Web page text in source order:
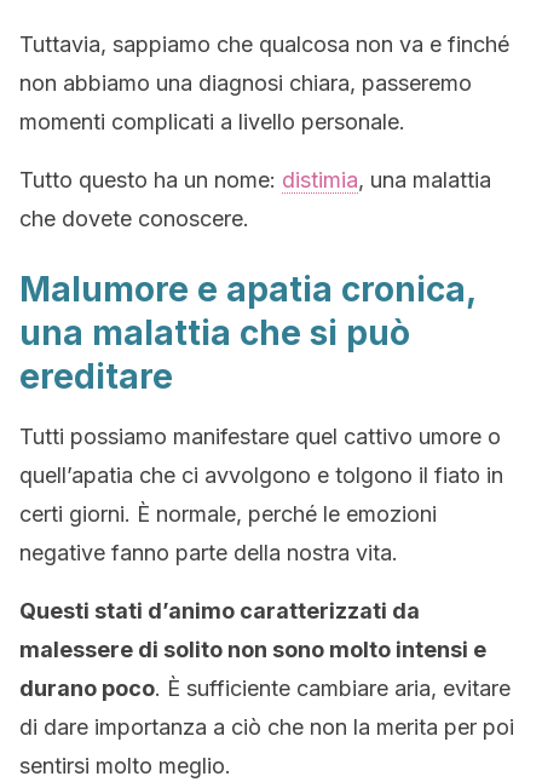
Tuttavia, sappiamo che qualcosa non va e finché
non abbiamo una diagnosi chiara, passeremo
momenti complicati a livello personale.
Tutto questo ha un nome: distimia, una malattia
che dovete conoscere.
Malumore e apatia cronica,
una malattia che si può
ereditare
Tutti possiamo manifestare quel cattivo umore o
quell’apatia che ci avvolgono e tolgono il fiato in
certi giorni. È normale, perché le emozioni
negative fanno parte della nostra vita.
Questi stati d’animo caratterizzati da
malessere di solito non sono molto intensi e
durano poco. È sufficiente cambiare aria, evitare
di dare importanza a ciò che non la merita per poi
sentirsi molto meglio.